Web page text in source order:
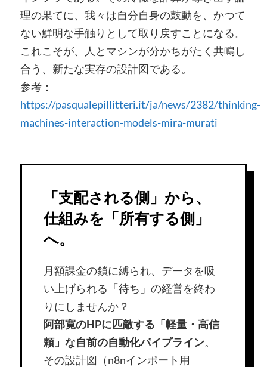
理の果てに、我々は自分自身の鼓動を、かつて
ない鮮明な手触りとして取り戻すことになる。
これこそが、人とマシンが分かちがたく共鳴し
合う、新たな実存の設計図である。
参考：
https://pasqualepillitteri.it/ja/news/2382/thinking-
machines-interaction-models-mira-murati
「支配される側」から、
仕組みを「所有する側」
へ。
月額課金の鎖に縛られ、データを吸
い上げられる「待ち」の経営を終わ
りにしませんか？
阿部寛のHPに匹敵する「軽量・高信
頼」な自前の自動化パイプライン。
その設計図（n8nインポート用